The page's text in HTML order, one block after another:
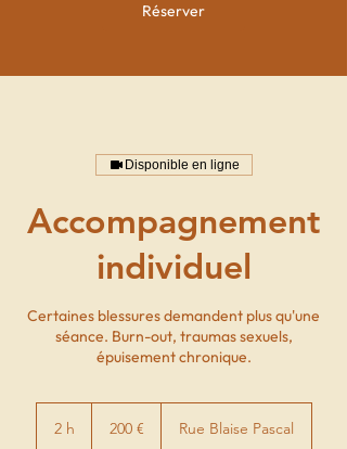
Réserver
Disponible en ligne
Accompagnement
individuel
Certaines blessures demandent plus qu'une
séance. Burn-out, traumas sexuels,
épuisement chronique.
2 h
euros200 € Rue Blaise Pascal